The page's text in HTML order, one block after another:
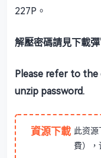
227P。
解壓密碼請見下載彈
Please refer to
unzip password.
資源下載 此资源
費），